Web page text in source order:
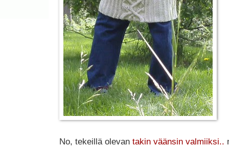
No, tekeillä olevan takin väänsin valmiiksi..